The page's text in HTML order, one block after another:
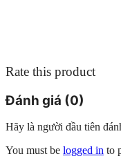
Rate this product
Đánh giá (0)
Hãy là người đầu tiên
You must be logged in to